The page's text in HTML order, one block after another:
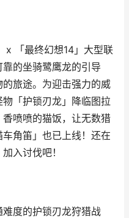
x 「最终幻想14」大型联
的坐骑鹭鹰龙的引导
旅途。为迎击强力的威
「护锁刃龙」降临图拉
喷喷的猫饭，让无数猎
角笛」也已上线！还在
入讨伐吧！
度的护锁刃龙狩猎战